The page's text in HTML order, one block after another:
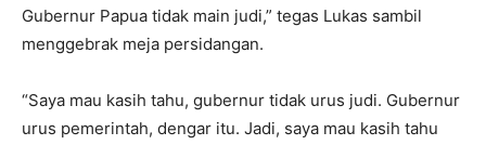
Gubernur Papua tidak main judi,” tegas Lukas sambil
menggebrak meja persidangan.
“Saya mau kasih tahu, gubernur tidak urus judi. Gubernur
urus pemerintah, dengar itu. Jadi, saya mau kasih tahu